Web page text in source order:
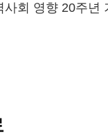
사회 영향 20주